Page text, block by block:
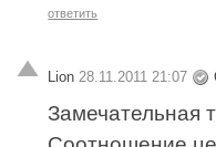
ответить
Lion 28.11.2011 21:07
Замечательная